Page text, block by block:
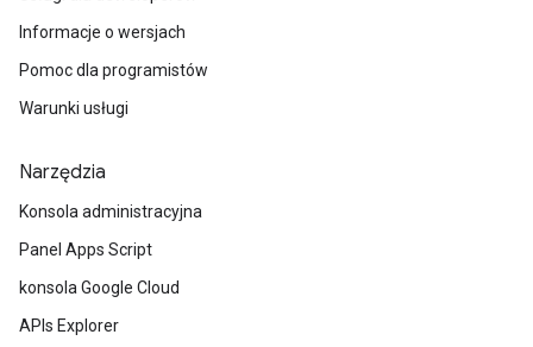
Informacje o wersjach
Pomoc dla programistów
Warunki usługi
Narzędzia
Konsola administracyjna
Panel Apps Script
konsola Google Cloud
APIs Explorer